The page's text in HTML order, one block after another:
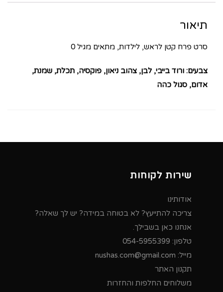
תיאור
סרט פרח קטן לראש, לילדות, מתאים מגיל 0
צבעים: ורוד בייבי, לבן, צהוב ניאון, פוקסיה, תכלת, שמנת,
אדום, סגול כהה
שירות לקוחות
אודותינו
צריכה להתייעץ? לא בטוחה במידה? יש לך שאלה?
אנחנו כאן בשבילך.
טלפון: 054-5955399
מייל: nushas.com@gmail.com
תקנון האתר
משלוחים החלפות והחזרות